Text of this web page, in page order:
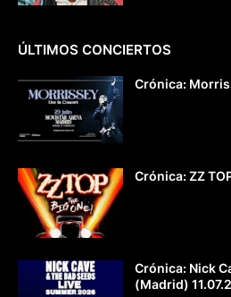
ÚLTIMOS CONCIERTOS
Crónica:
Crónica: ZZ
Crónica: Nick
(Madrid)